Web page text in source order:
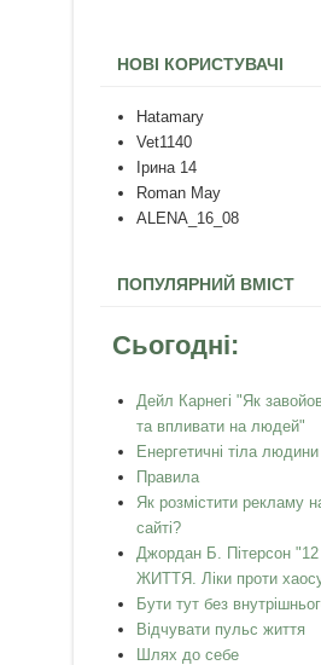
НОВІ КОРИСТУВАЧІ
Hatamary
Vet1140
Ірина 14
Roman May
ALENA_16_08
ПОПУЛЯРНИЙ ВМІСТ
Сьогодні:
Дейл Карнегі "Як
та впливати на людей"
Енергетичні тіла людини
Правила
Як розмістити рекламу
сайті?
Джордан Б. Пітерсон
ЖИТТЯ. Ліки проти
Бути тут без
Відчувати пульс життя
Шлях до себе